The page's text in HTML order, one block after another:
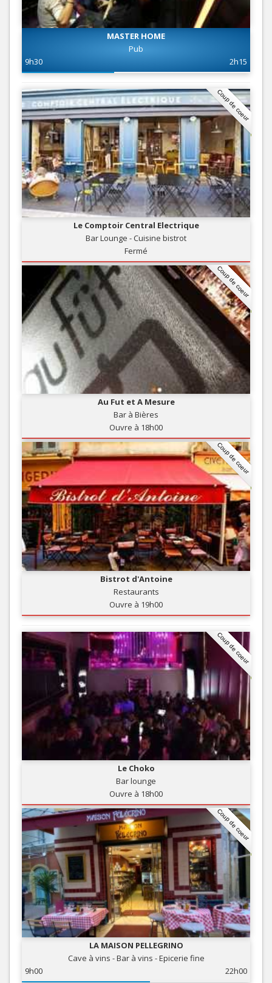
MASTER HOME
Pub
9h30
2h15
Coup de coeur
Le Comptoir Central Electrique
Bar Lounge - Cuisine bistrot
Fermé
Coup de coeur
Au Fut et A Mesure
Bar à Bières
Ouvre à 18h00
Coup de coeur
Bistrot d'Antoine
Restaurants
Ouvre à 19h00
Coup de coeur
Le Choko
Bar lounge
Ouvre à 18h00
Coup de coeur
LA MAISON PELLEGRINO
Cave à vins - Bar à vins - Epicerie fine
9h00
22h00